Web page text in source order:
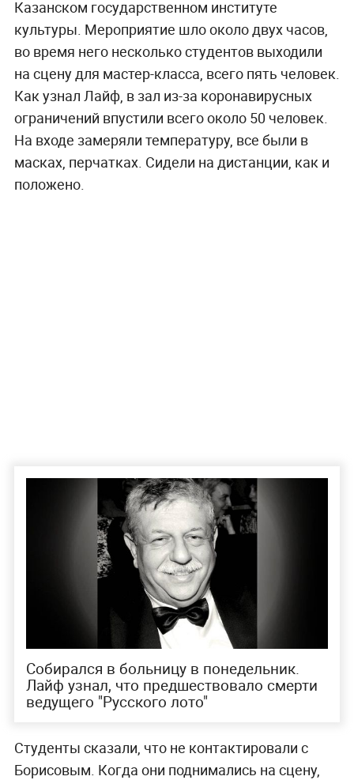
Казанском государственном институте
культуры. Мероприятие шло около двух часов,
во время него несколько студентов выходили
на сцену для мастер-класса, всего пять человек.
Как узнал Лайф, в зал из-за коронавирусных
ограничений впустили всего около 50 человек.
На входе замеряли температуру, все были в
масках, перчатках. Сидели на дистанции, как и
положено.
Собирался в больницу в понедельник.
Лайф узнал, что предшествовало смерти
ведущего "Русского лото"
Студенты сказали, что не контактировали с
Борисовым. Когда они поднимались на сцену,